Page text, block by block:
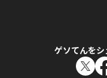
ゲソてんをシ